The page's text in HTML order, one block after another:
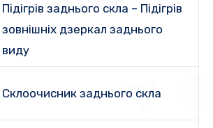
Підігрів заднього скла – Підігрів
зовнішніх дзеркал заднього
виду
Склоочисник заднього скла